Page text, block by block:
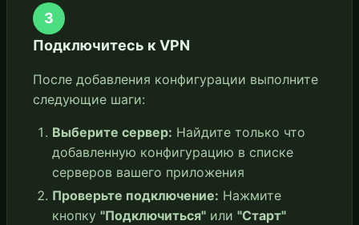
3
Подключитесь к VPN
После добавления конфигурации выполните
следующие шаги:
Выберите сервер: Найдите только что
добавленную конфигурацию в списке
серверов вашего приложения
Проверьте подключение: Нажмите
кнопку "Подключиться" или "Старт"